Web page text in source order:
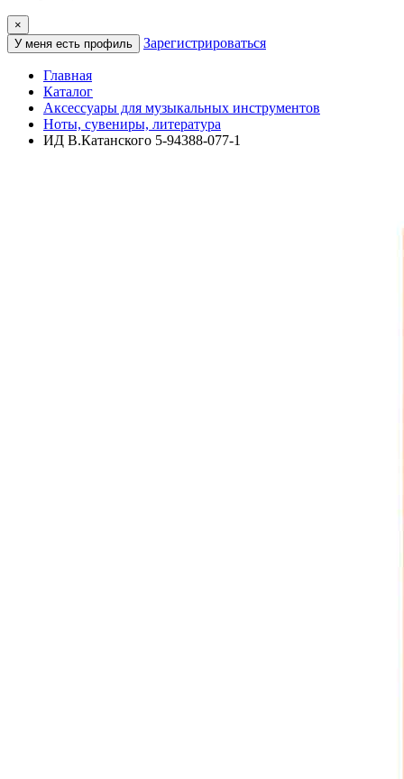
×
У меня есть профиль
Зарегистрироваться
Главная
Каталог
Аксессуары для музыкальных инструментов
Ноты, сувениры, литература
ИД В.Катанского 5-94388-077-1